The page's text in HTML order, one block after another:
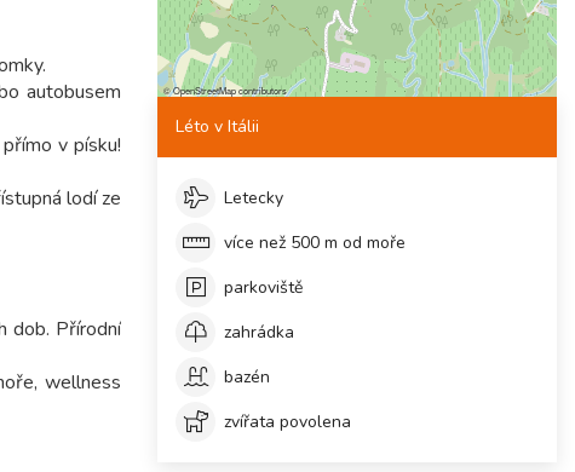
©OpenStreetMapcontributors
Léto v Itálii
Letecky
více než 500 m od moře
parkoviště
zahrádka
bazén
zvířata povolena
autobusem
v písku!
lodí ze
dob. Přírodní
wellness